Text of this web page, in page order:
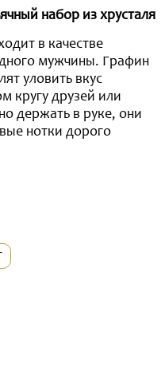
набор из хрусталя
в качестве
мужчины. Графин
уловить вкус
кругу друзей или
держать в руке, они
нотки дорого